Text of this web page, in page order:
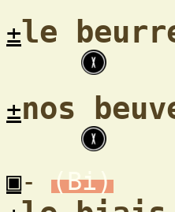
±le
±nos
▣-
(Bi)